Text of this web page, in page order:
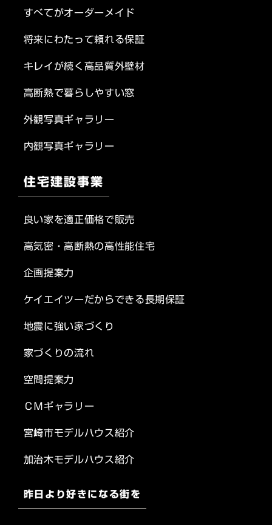
すべてがオーダーメイド
将来にわたって頼れる保証
キレイが続く高品質外壁材
高断熱で暮らしやすい窓
外観写真ギャラリー
内観写真ギャラリー
住宅建設事業
良い家を適正価格で販売
高気密・高断熱の高性能住宅
企画提案力
ケイエイツーだからできる長期保証
地震に強い家づくり
家づくりの流れ
空間提案力
ＣＭギャラリー
宮崎市モデルハウス紹介
加治木モデルハウス紹介
昨日より好きになる街を